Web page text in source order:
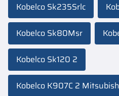
Kobelco Sk235Srlc
Kobelco Sk80Msr
Kobelco Sk120 2
Kobelco K907C 2